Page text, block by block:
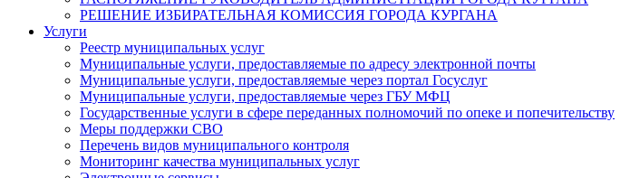
РЕШЕНИЕ ИЗБИРАТЕЛЬНАЯ КОМИССИЯ ГОРОДА КУРГАНА
Услуги
Реестр муниципальных услуг
Муниципальные услуги, предоставляемые по адресу электронной почты
Муниципальные услуги, предоставляемые через портал Госуслуг
Муниципальные услуги, предоставляемые через ГБУ МФЦ
Государственные услуги в сфере переданных полномочий по опеке и попечительству
Меры поддержки СВО
Перечень видов муниципального контроля
Мониторинг качества муниципальных услуг